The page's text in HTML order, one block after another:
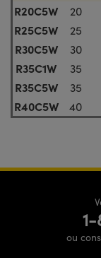
R20C5W
20
R25C5W 25
R30C5W 30
R35C1W 35
R35C5W 35
R40C5W 40
ou